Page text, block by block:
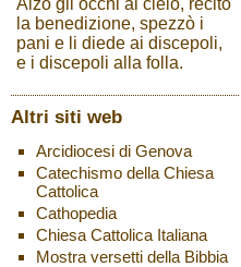
la benedizione, spezzò i
pani e li diede ai discepoli,
e i discepoli alla folla.
Altri siti web
Arcidiocesi di Genova
Catechismo della Chiesa
Cattolica
Cathopedia
Chiesa Cattolica Italiana
Mostra versetti della Bibbia